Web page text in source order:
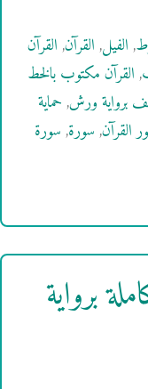
,الفيل,القرآن,القرآن
,القرآن مكتوب بالخط
برواية ورش,حماية
القرآن,سورة,سورة
برواية